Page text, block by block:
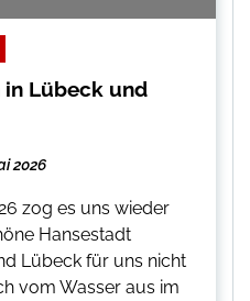
in Lübeck und
2026
zog es uns wieder
Hansestadt
Lübeck für uns nicht
vom Wasser aus im